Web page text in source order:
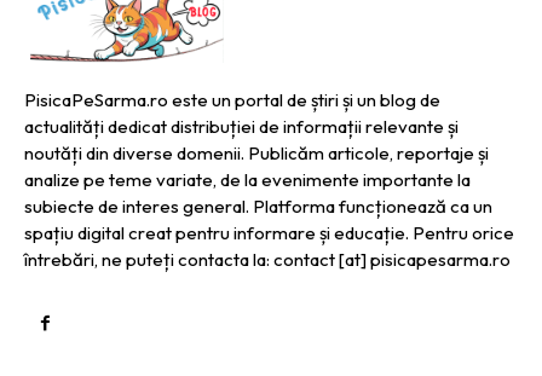
PisicaPeSarma.ro este un portal de știri și un blog de
actualități dedicat distribuției de informații relevante și
noutăți din diverse domenii. Publicăm articole, reportaje și
analize pe teme variate, de la evenimente importante la
subiecte de interes general. Platforma funcționează ca un
spațiu digital creat pentru informare și educație. Pentru orice
întrebări, ne puteți contacta la: contact [at] pisicapesarma.ro